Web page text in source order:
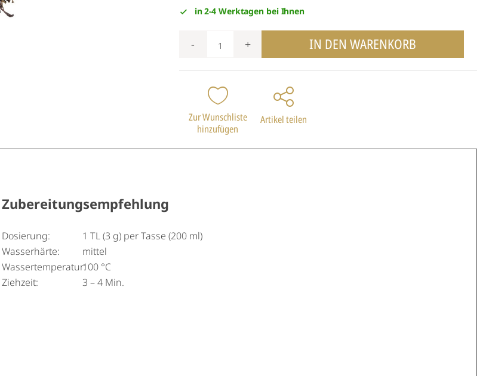
in 2-4 Werktagen bei Ihnen
+
- IN DEN WARENKORB
Zur Wunschliste
hinzufügen
Artikel teilen
Zubereitungsempfehlung
Dosierung:
1 TL (3 g) per Tasse (200 ml)
Wasserhärte:
mittel
Wassertemperatur:100 °C
Ziehzeit:
3 – 4 Min.